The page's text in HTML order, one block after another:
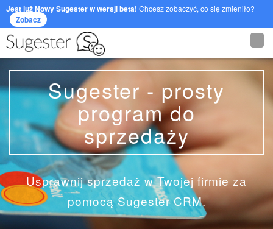
Jest już Nowy Sugester w wersji beta! Chcesz zobaczyć, co się zmieniło?
Zobacz
Sugester - prosty
program do
sprzedaży
Usprawnij sprzedaż w Twojej firmie za
pomocą Sugester CRM.